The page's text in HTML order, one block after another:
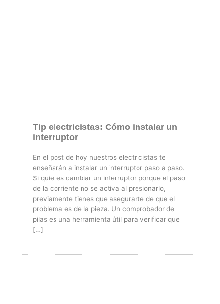
Tip electricistas: Cómo instalar un
interruptor
En el post de hoy nuestros electricistas te
enseñarán a instalar un interruptor paso a paso.
Si quieres cambiar un interruptor porque el paso
de la corriente no se activa al presionarlo,
previamente tienes que asegurarte de que el
problema es de la pieza. Un comprobador de
pilas es una herramienta útil para verificar que
[…]